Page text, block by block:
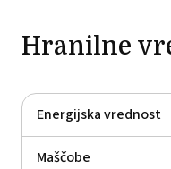
Hranilne
Energijska vrednost
Maščobe